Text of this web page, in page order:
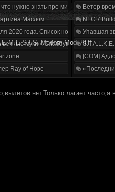
нужно знать про мир, геймплей и
Маслом
2020 года. Список нововведений
муки». Слабоумие и отвага
Ray of Hope
Ветер
NLC 7
Упавшая
[COM]
Modern Mod [ЧН]
нет.Только лагает